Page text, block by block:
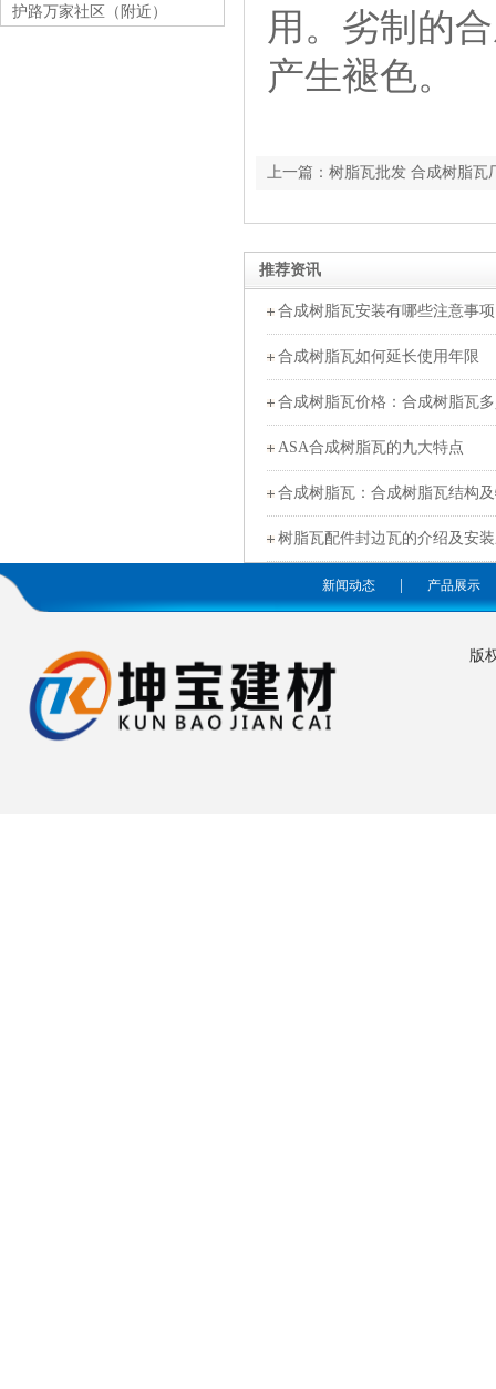
用。劣制的
产生褪色。
上一篇：树脂瓦批发 合成树脂
推荐资讯
合成树脂瓦安装有哪些注意事项
合成树脂瓦如何延长使用年限
合成树脂瓦价格：合成树脂瓦
ASA合成树脂瓦的九大特点
合成树脂瓦：合成树脂瓦结构
树脂瓦配件封边瓦的介绍及安
护路万家社区（附近）
新闻动态 产品展示
版